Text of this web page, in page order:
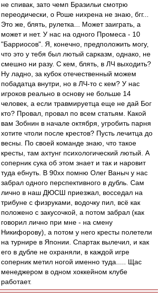
не спивак, зато чемп Бразильи смотрю
переодически, о Роше нихрена не знаю, бгг...
Это же, блять, рулетка... Может заиграть, а
может и нет. У нас на одного Промеса - 10
"Барриосов". Я, конечно, предположить могу,
что это у тебя был лютый сарказм, однако, не
смешно ни разу. С кем, блять, в ЛЧ выходить?
Ну ладно, за кубок отечественный можем
побадатца внутри, но в ЛЧ-то с кем? У нас
игроков реально в основу не больше 14
человек, а если травмируетца еще не дай Бог
кто? Провал, провал по всем статьям. Какой
вам Зобнин в начале октября, угробить парня
хотите чтоли после крестов? Пусть лечитца до
весны. По своей команде знаю, что такое
кресты, там ахтунг психологический лютый. А
соперник сука об этом знает и так и наровит
туда ебнуть. В 90хх помню Олег Ваныч у нас
забрал одного перспективного в дубль. Сам
лично в наш ДЮСШ приезжал, восседал на
трибуне с физруками, водочку пил, всё как
положено с закусочкой, а потом забрал (как
говорил лично при мне - на смену
Никифорову), а потом у него кресты полетели
на турнире в Японии. Спартак вылечил, и как
его в дубле не охраняли, в каждой игре
соперник метил ногой именно туда..... Щас
менеджером в одном хоккейном клубе
работает.